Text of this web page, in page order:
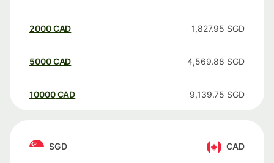
2000CAD 1,827.95 SGD
5000CAD 4,569.88 SGD
10000 CAD 9,139.75 SGD
SGD CAD